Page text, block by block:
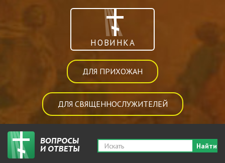
НОВИНКА
ДЛЯ ПРИХОЖАН
ДЛЯ СВЯЩЕННОСЛУЖИТЕЛЕЙ
Найти